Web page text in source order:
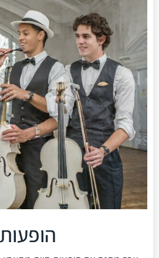
הופעות